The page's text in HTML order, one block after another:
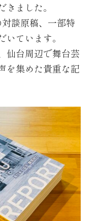
ました。
談原稿、一部特
ています。
仙台周辺で舞台芸
を集めた貴重な記